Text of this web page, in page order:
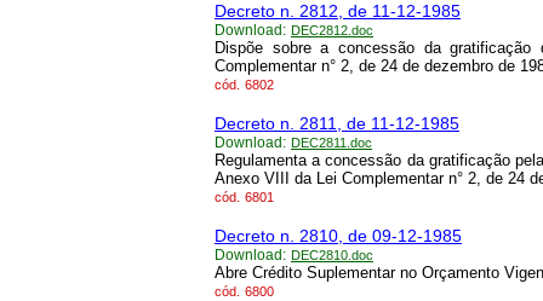
Decreto n. 2812, de 11-12-1985
Download: DEC2812.doc
Dispõe sobre a concessão da
Complementar n° 2, de 24 de dezembro de
cód. 6802
Decreto n. 2811, de 11-12-1985
Download: DEC2811.doc
Regulamenta a concessão da gratificação
Anexo VIII da Lei Complementar n° 2, de 24
cód. 6801
Decreto n. 2810, de 09-12-1985
Download: DEC2810.doc
Abre Crédito Suplementar no Orçamento
cód. 6800